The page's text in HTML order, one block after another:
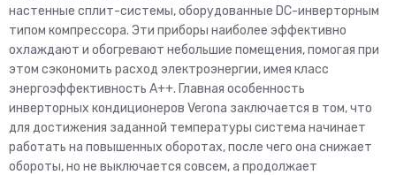
настенные сплит-системы, оборудованные DC-инверторным
типом компрессора. Эти приборы наиболее эффективно
охлаждают и обогревают небольшие помещения, помогая при
этом сэкономить расход электроэнергии, имея класс
энергоэффективность А++. Главная особенность
инверторных кондиционеров Verona заключается в том, что
для достижения заданной температуры система начинает
работать на повышенных оборотах, после чего она снижает
обороты, но не выключается совсем, а продолжает